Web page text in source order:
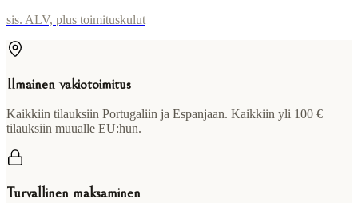
sis. ALV, plus toimituskulut
Ilmainen vakiotoimitus
Kaikkiin tilauksiin Portugaliin ja Espanjaan. Kaikkiin yli 100 €
tilauksiin muualle EU:hun.
Turvallinen maksaminen